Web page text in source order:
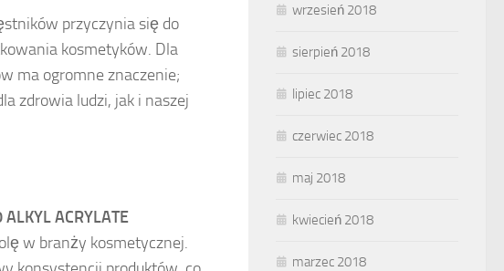
przyczynia się do
kosmetyków. Dla
ma ogromne znaczenie;
zdrowia ludzi, jak i naszej
ACRYLATE
w branży kosmetycznej.
wrzesień 2018
sierpień 2018
lipiec 2018
czerwiec 2018
maj 2018
kwiecień 2018
marzec 2018